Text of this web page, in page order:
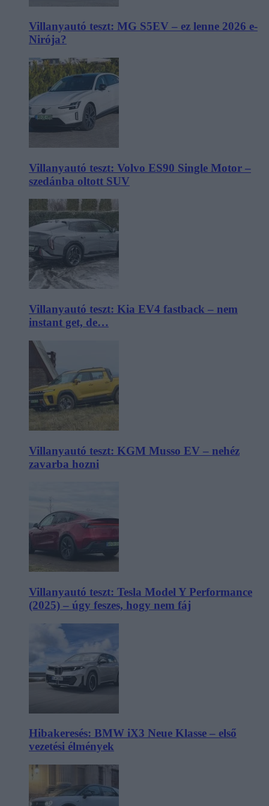
Villanyautó teszt: MG S5EV – ez lenne 2026 e-
Nirója?
Villanyautó teszt: Volvo ES90 Single Motor –
szedánba oltott SUV
Villanyautó teszt: Kia EV4 fastback – nem
instant get, de…
Villanyautó teszt: KGM Musso EV – nehéz
zavarba hozni
Villanyautó teszt: Tesla Model Y Performance
(2025) – úgy feszes, hogy nem fáj
Hibakeresés: BMW iX3 Neue Klasse – első
vezetési élmények